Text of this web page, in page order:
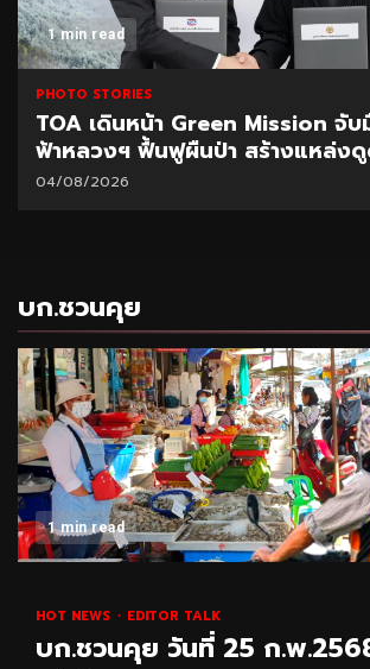
1 min read
PHOTO STORIES
TOA เดินหน้า Green Mission จั
ฟ้าหลวงฯ ฟื้นฟูผืนป่า สร้างแหล่ง
04/08/2026
บก.ชวนคุย
1 min read
HOT NEWS EDITOR TALK
บก.ชวนคุย วันที่ 25 ก.พ